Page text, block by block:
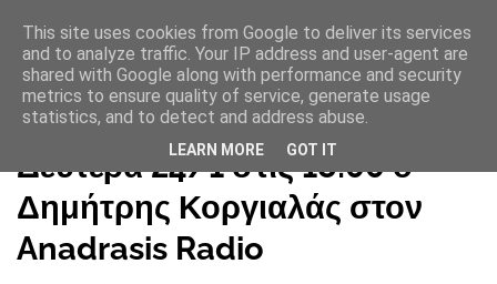
Αρχική σελίδα
Δευτέρα 24/1 στις 18:00 ο
Δημήτρης Κοργιαλάς στον
Anadrasis Radio
This site uses cookies from Google to deliver its services
and to analyze traffic. Your IP address and user-agent are
shared with Google along with performance and security
metrics to ensure quality of service, generate usage
statistics, and to detect and address abuse.
LEARN MORE GOT IT